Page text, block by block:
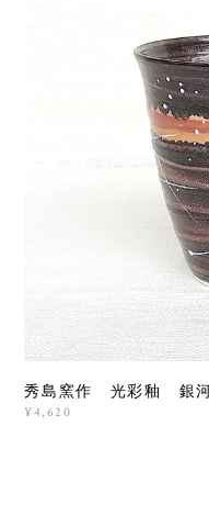
秀島窯作 光彩釉 銀
¥4,620